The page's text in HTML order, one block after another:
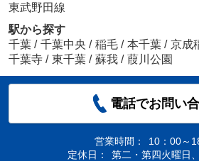
東武野田線
駅から探す
千葉 / 千葉中央 / 稲毛 / 本千葉 / 京成
千葉寺 / 東千葉 / 蘇我 / 葭川公園
電話でお問い
営業時間：
10：00～
定休日：
第二・第四火曜日